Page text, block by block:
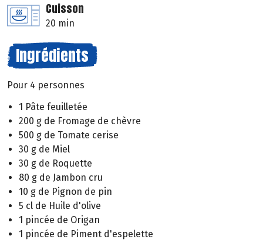
Cuisson
20 min
Ingrédients
Pour 4 personnes
1 Pâte feuilletée
200 g de Fromage de chèvre
500 g de Tomate cerise
30 g de Miel
30 g de Roquette
80 g de Jambon cru
10 g de Pignon de pin
5 cl de Huile d'olive
1 pincée de Origan
1 pincée de Piment d'espelette